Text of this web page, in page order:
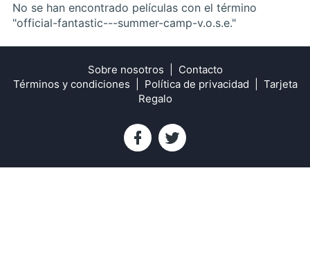
No se han encontrado películas con el término
"official-fantastic---summer-camp-v.o.s.e."
Sobre nosotros
Contacto
Términos y condiciones
Política de privacidad
Tarjeta
Regalo